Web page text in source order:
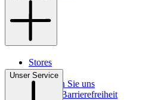
Stores
Kontakt
So finden Sie uns
Digitale Barrierefreiheit
Unser Service